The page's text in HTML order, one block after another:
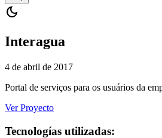
dark_mode
Interagua
4 de abril de 2017
Portal de serviços para os usuários da
Ver Proyecto
Tecnologías utilizadas: